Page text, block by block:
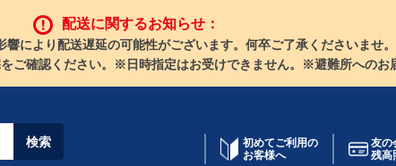
配送に関するお知らせ：
響により配送遅延の可能性がございます。何卒ご了承くださいませ。
ご確認ください。※日時指定はお受けできません。※避難所へのお
初めてご利用の
お客様へ
友の
残高